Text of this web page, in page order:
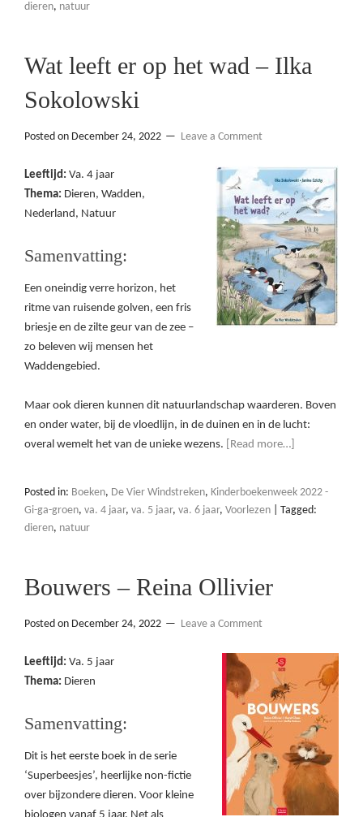
dieren, natuur
Wat leeft er op het wad – Ilka
Sokolowski
Posted on December 24, 2022 Leave a Comment
Leeftijd: Va. 4 jaar
Thema: Dieren, Wadden,
Nederland, Natuur
Samenvatting:
Een oneindig verre horizon, het
ritme van ruisende golven, een fris
briesje en de zilte geur van de zee –
zo beleven wij mensen het
Waddengebied.
Maar ook dieren kunnen dit natuurlandschap waarderen. Boven
en onder water, bij de vloedlijn, in de duinen en in de lucht:
overal wemelt het van de unieke wezens.
[Read more…]
Posted in: Boeken, De Vier Windstreken, Kinderboekenweek 2022 -
Gi-ga-groen, va. 4 jaar, va. 5 jaar, va. 6 jaar, Voorlezen
Tagged:
dieren, natuur
Bouwers – Reina Ollivier
Posted on December 24, 2022 Leave a Comment
Leeftijd: Va. 5 jaar
Thema: Dieren
Samenvatting:
Dit is het eerste boek in de serie
‘Superbeesjes’, heerlijke non-fictie
over bijzondere dieren. Voor kleine